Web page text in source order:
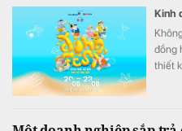
Kinh
đồng
thiết